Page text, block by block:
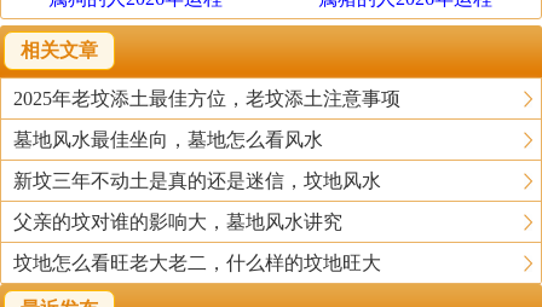
经常探望，去除杂草
在去上坟的时候，需要注意一下坟墓附近有没有长出
杂草来，如果附近生态环境旺，坟墓也是很容易长杂草
的。后辈在去扫墓的时候，需要将祖先坟墓附近的杂草都
清理掉，不要任其生长，杂草丛生会阻碍后代的发展。
上坟的禁忌
相关文章
2025年老坟添土最佳方位，老坟添土注意事项
墓地风水最佳坐向，墓地怎么看风水
新坟三年不动土是真的还是迷信，坟地风水
父亲的坟对谁的影响大，墓地风水讲究
坟地怎么看旺老大老二，什么样的坟地旺大